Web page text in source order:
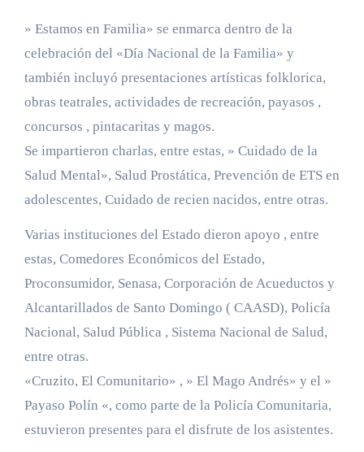
» Estamos en Familia» se enmarca dentro de la
celebración del «Día Nacional de la Familia» y
también incluyó presentaciones artísticas folklorica,
obras teatrales, actividades de recreación, payasos ,
concursos , pintacaritas y magos.
Se impartieron charlas, entre estas, » Cuidado de la
Salud Mental», Salud Prostática, Prevención de ETS en
adolescentes, Cuidado de recien nacidos, entre otras.
Varias instituciones del Estado dieron apoyo , entre
estas, Comedores Económicos del Estado,
Proconsumidor, Senasa, Corporación de Acueductos y
Alcantarillados de Santo Domingo ( CAASD), Policía
Nacional, Salud Pública , Sistema Nacional de Salud,
entre otras.
«Cruzito, El Comunitario» , » El Mago Andrés» y el »
Payaso Polín «, como parte de la Policía Comunitaria,
estuvieron presentes para el disfrute de los asistentes.